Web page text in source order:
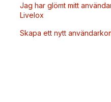
Jag har glömt mitt
Livelox
Skapa ett nytt